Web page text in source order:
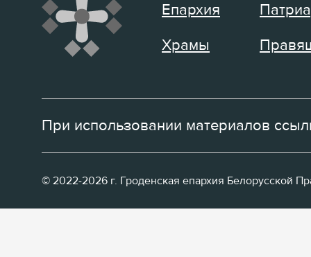
Епархия
Храмы
При использовании материалов
© 2022-2026 г. Гроденская епархия Белорусской